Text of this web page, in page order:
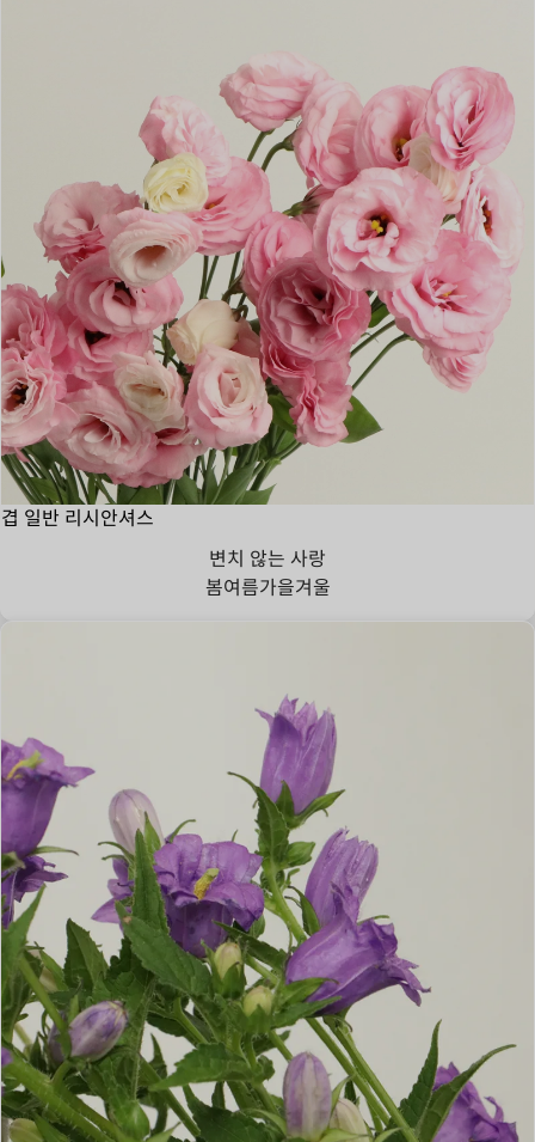
겹 일반 리시안셔스
변치 않는 사랑
봄여름가을겨울